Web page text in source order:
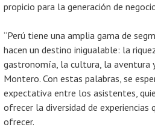
propicio para la generación de
“Perú tiene una amplia gama de
hacen un destino inigualable: la
gastronomía, la cultura, la aventura
Montero. Con estas palabras, se
expectativa entre los asistentes,
ofrecer la diversidad de experiencias
ofrecer.